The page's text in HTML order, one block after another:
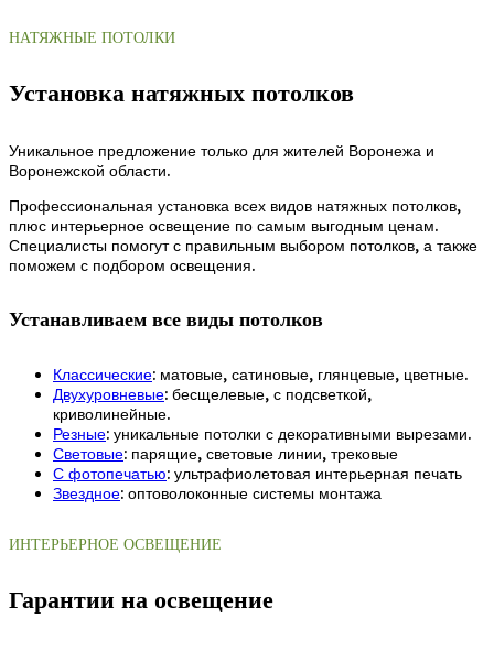
НАТЯЖНЫЕ ПОТОЛКИ
Установка натяжных потолков
Уникальное предложение только для жителей Воронежа и
Воронежской области.
Профессиональная установка всех видов натяжных потолков,
плюс интерьерное освещение по самым выгодным ценам.
Специалисты помогут с правильным выбором потолков, а также
поможем с подбором освещения.
Устанавливаем все виды потолков
Классические: матовые, сатиновые, глянцевые, цветные.
Двухуровневые: бесщелевые, с подсветкой,
криволинейные.
Резные: уникальные потолки с декоративными вырезами.
Световые: парящие, световые линии, трековые
С фотопечатью: ультрафиолетовая интерьерная печать
Звездное: оптоволоконные системы монтажа
ИНТЕРЬЕРНОЕ ОСВЕЩЕНИЕ
Гарантии на освещение